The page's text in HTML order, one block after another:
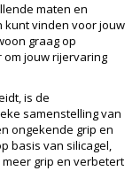
maten en
kunt vinden voor jouw
graag op
om jouw rijervaring
is de
samenstelling van
ongekende grip en
basis van silicagel,
meer grip en verbetert